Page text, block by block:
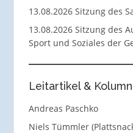
13.08.2026 Sitzung des
13.08.2026 Sitzung des
Sport und Soziales der
Leitartikel &
Andreas Paschko
Niels Tümmler